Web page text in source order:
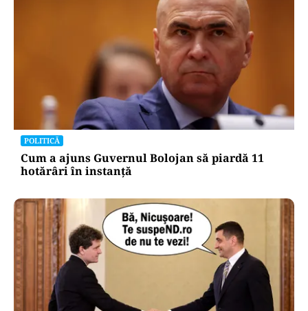
POLITICĂ
Cum a ajuns Guvernul Bolojan să piardă 11
hotărâri în instanță